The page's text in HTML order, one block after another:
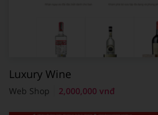
Luxury Wine
Web Shop 2,000,000 vnđ